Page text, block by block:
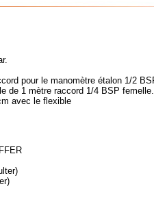
pour le manomètre étalon 1/2
de 1 mètre raccord 1/4 BSP femelle.
avec le flexible